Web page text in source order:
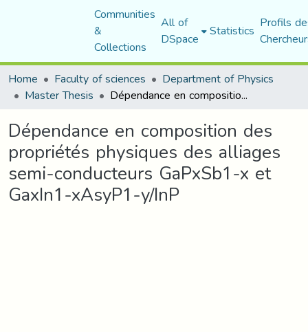
Communities
&
Collections
All of
DSpace Statistics Profils
Home
Faculty of sciences Department of Physics
Master Thesis Dépendance en composition des propriétés physiques des alliages semi-conducteurs GaPxSb1-x et GaxIn1-xAsyP1-y/InP
Dépendance en composition des
propriétés physiques des alliages
semi-conducteurs GaPxSb1-x et
GaxIn1-xAsyP1-y/InP